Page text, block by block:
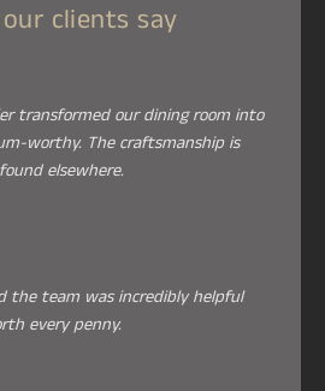
clients say
transformed our dining room into
worthy. The craftsmanship is
elsewhere.
the team was incredibly helpful
every penny.